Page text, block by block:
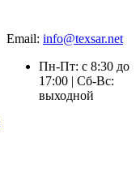
Email: info@texsar.net
Пн-Пт: с 8:30 до
17:00 | Сб-Вс:
выходной